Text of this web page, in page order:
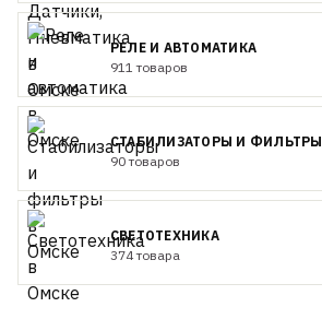
РЕЛЕ И АВТОМАТИКА
911 товаров
СТАБИЛИЗАТОРЫ И ФИЛЬТРЫ
90 товаров
СВЕТОТЕХНИКА
374 товара